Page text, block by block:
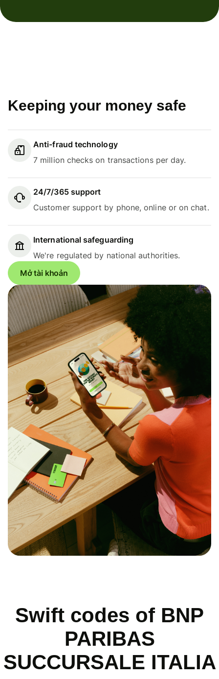
Keeping your money safe
Anti-fraud technology
7 million checks on transactions per day.
24/7/365 support
Customer support by phone, online or on chat.
International safeguarding
We're regulated by national authorities.
Mở tài khoản
Swift codes of BNP
PARIBAS
SUCCURSALE ITALIA